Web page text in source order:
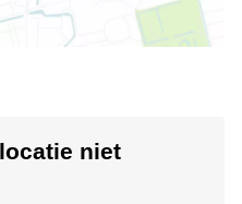
niet